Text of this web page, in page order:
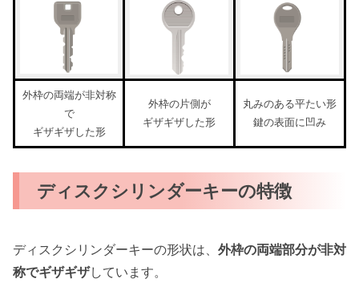
外枠の両端が非対称
で
ギザギザした形
外枠の片側が
ギザギザした形
丸みのある平たい形
鍵の表面に凹み
ディスクシリンダーキーの特徴
ディスクシリンダーキーの形状は、 外枠の両端部分が非対
称でギザギザしています。